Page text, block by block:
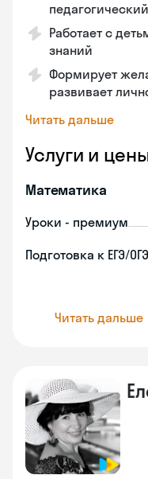
Работает с
знаний
Формирует
развивает
Читать дальше
Услуги и
Математика
Уроки - премиум
Подготовка к ЕГЭ/ОГЭ
Читать дальше